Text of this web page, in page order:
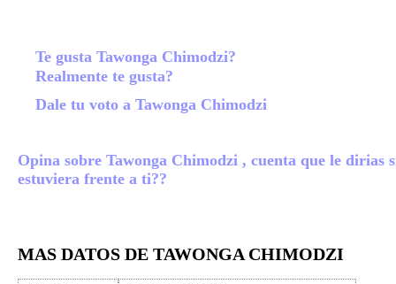
Te gusta Tawonga Chimodzi?
Realmente te gusta?
Dale tu voto a Tawonga Chimodzi
Opina sobre Tawonga Chimodzi , cuenta que le dirias
estuviera frente a ti??
MAS DATOS DE TAWONGA CHIMODZI